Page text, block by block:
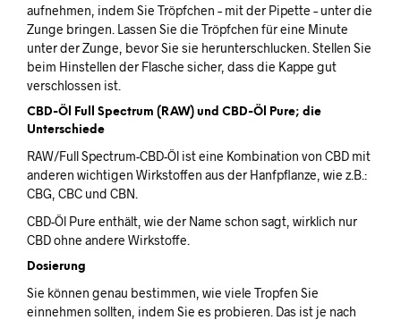
aufnehmen, indem Sie Tröpfchen – mit der Pipette – unter die
Zunge bringen. Lassen Sie die Tröpfchen für eine Minute
unter der Zunge, bevor Sie sie herunterschlucken. Stellen Sie
beim Hinstellen der Flasche sicher, dass die Kappe gut
verschlossen ist.
CBD-Öl Full Spectrum (RAW) und CBD-Öl Pure; die
Unterschiede
RAW/Full Spectrum-CBD-Öl ist eine Kombination von CBD mit
anderen wichtigen Wirkstoffen aus der Hanfpflanze, wie z.B.:
CBG, CBC und CBN.
CBD-Öl Pure enthält, wie der Name schon sagt, wirklich nur
CBD ohne andere Wirkstoffe.
Dosierung
Sie können genau bestimmen, wie viele Tropfen Sie
einnehmen sollten, indem Sie es probieren. Das ist je nach